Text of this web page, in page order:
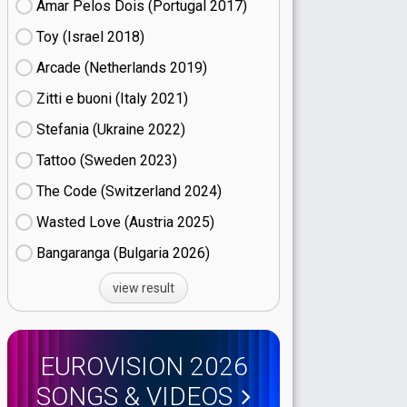
Amar Pelos Dois (Portugal
17)
Toy (Israel
18)
Arcade (Netherlands
19)
Zitti e buoni​ (Italy
21)
Stefania (Ukraine
22)
Tattoo (Sweden
23)
The Code (Switzerland
24)
Wasted Love (Austria
25)
Bangaranga (Bulgaria
26)
view result
EUROVISION 2026
SONGS & VIDEOS